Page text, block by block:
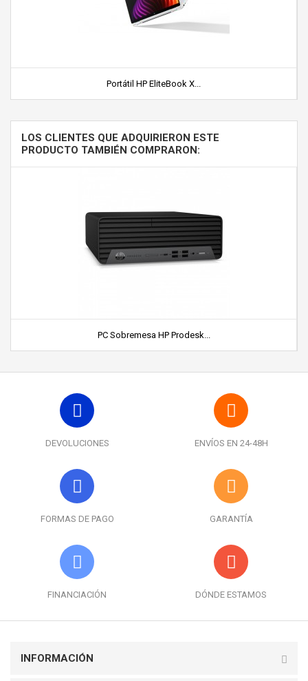
Portátil HP EliteBook X...
LOS CLIENTES QUE ADQUIRIERON ESTE
PRODUCTO TAMBIÉN COMPRARON:
PC Sobremesa HP Prodesk...
DEVOLUCIONES ENVÍOS EN 24-48H
FORMAS DE PAGO GARANTÍA
FINANCIACIÓN DÓNDE ESTAMOS
INFORMACIÓN